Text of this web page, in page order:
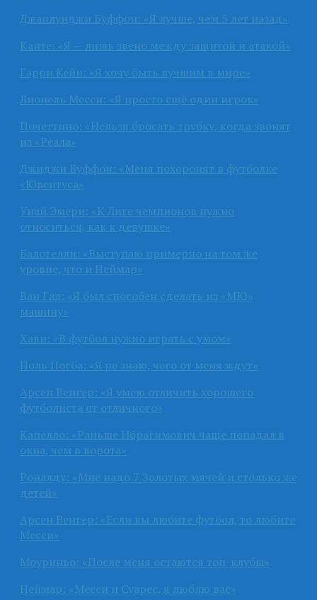
Джанлуиджи Буффон: «Я лучше, чем 5 лет назад»
Канте: «Я — лишь звено между защитой и атакой»
Гарри Кейн: «Я хочу быть лучшим в мире»
Лионель Месси: «Я просто ещё один игрок»
Почеттино: «Нельзя бросать трубку, когда звонят
из «Реала»
Джиджи Буффон: «Меня похоронят в футболке
«Ювентуса»
Унай Эмери: «К Лиге чемпионов нужно
относиться, как к девушке»
Балотелли: «Выступаю примерно на том же
уровне, что и Неймар»
Ван Гал: «Я был способен сделать из «МЮ»
машину»
Хави: «В футбол нужно играть с умом»
Поль Погба: «Я не знаю, чего от меня ждут»
Арсен Венгер: «Я умею отличить хорошего
футболиста от отличного»
Капелло: «Раньше Ибрагимович чаще попадал в
окна, чем в ворота»
Роналду: «Мне надо 7 Золотых мячей и столько же
детей»
Арсен Венгер: «Если вы любите футбол, то любите
Месси»
Моуриньо: «После меня остаются топ-клубы»
Неймар: «Месси и Суарес, я люблю вас»